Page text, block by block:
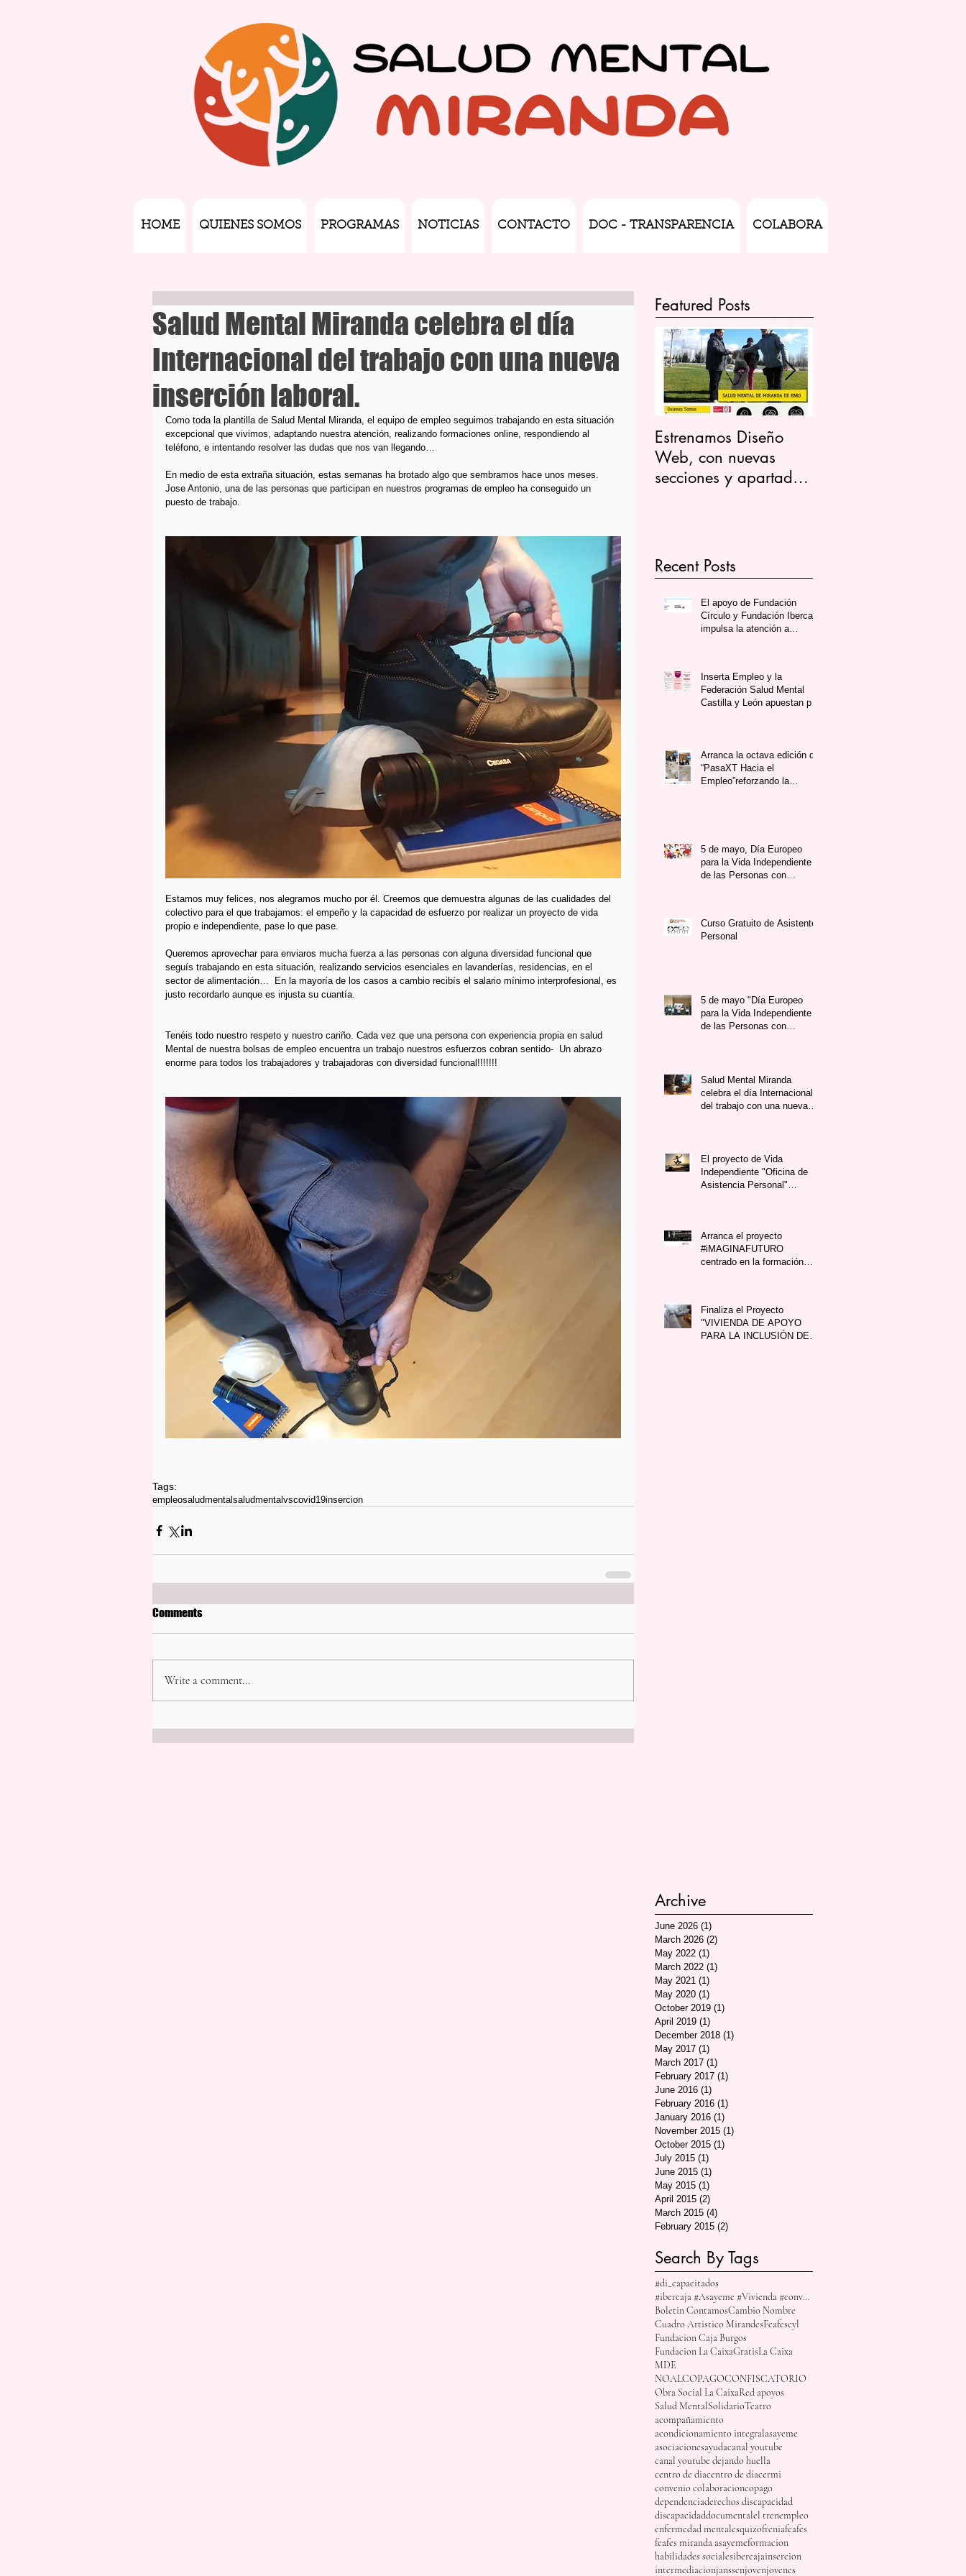
HOME QUIENES SOMOS PROGRAMAS NOTICIAS CONTACTO DOC - TRANSPARENCIA COLABORA
Salud Mental Miranda celebra el día
Internacional del trabajo con una nueva
inserción laboral.
Como toda la plantilla de Salud Mental Miranda, el equipo de empleo seguimos trabajando en esta situación
excepcional que vivimos, adaptando nuestra atención, realizando formaciones online, respondiendo al
teléfono, e intentando resolver las dudas que nos van llegando…
En medio de esta extraña situación, estas semanas ha brotado algo que sembramos hace unos meses.
Jose Antonio, una de las personas que participan en nuestros programas de empleo ha conseguido un
puesto de trabajo.
Estamos muy felices, nos alegramos mucho por él. Creemos que demuestra algunas de las cualidades del
colectivo para el que trabajamos: el empeño y la capacidad de esfuerzo por realizar un proyecto de vida
propio e independiente, pase lo que pase.
Queremos aprovechar para enviaros mucha fuerza a las personas con alguna diversidad funcional que
seguís trabajando en esta situación, realizando servicios esenciales en lavanderías, residencias, en el
sector de alimentación…  En la mayoría de los casos a cambio recibís el salario mínimo interprofesional, es
justo recordarlo aunque es injusta su cuantía.
Tenéis todo nuestro respeto y nuestro cariño. Cada vez que una persona con experiencia propia en salud
Mental de nuestra bolsas de empleo encuentra un trabajo nuestros esfuerzos cobran sentido-  Un abrazo
enorme para todos los trabajadores y trabajadoras con diversidad funcional!!!!!!!
Tags:
empleosaludmentalsaludmentalvscovid19insercion
Comments
Write a comment...
Featured Posts
Estrenamos Diseño
Web, con nuevas
secciones y apartado
Recent Posts
El apoyo de Fundación
Círculo y Fundación Ibercaja
impulsa la atención a
Inserta Empleo y la
Federación Salud Mental
Castilla y León apuestan por
Arranca la octava edición de
“PasaXT Hacia el
Empleo”reforzando la
5 de mayo, Día Europeo
para la Vida Independiente
de las Personas con
Curso Gratuito de Asistente
Personal
5 de mayo "Día Europeo
para la Vida Independiente
de las Personas con
Salud Mental Miranda
celebra el día Internacional
del trabajo con una nueva
El proyecto de Vida
Independiente "Oficina de
Asistencia Personal"
Arranca el proyecto
#iMAGINAFUTURO
centrado en la formación
Finaliza el Proyecto
"VIVIENDA DE APOYO
PARA LA INCLUSIÓN DE
Archive
June 2026 (1)
March 2026 (2)
May 2022 (1)
March 2022 (1)
May 2021 (1)
May 2020 (1)
October 2019 (1)
April 2019 (1)
December 2018 (1)
May 2017 (1)
March 2017 (1)
February 2017 (1)
June 2016 (1)
February 2016 (1)
January 2016 (1)
November 2015 (1)
October 2015 (1)
July 2015 (1)
June 2015 (1)
May 2015 (1)
April 2015 (2)
March 2015 (4)
February 2015 (2)
Search By Tags
#di_capacitados
#ibercaja #Asayeme #Vivienda #convenio #renovacion
Boletin ContamosCambio Nombre
Cuadro Artistico MirandesFeafescyl
Fundacion Caja Burgos
Fundacion La CaixaGratisLa Caixa
MDE
NOALCOPAGOCONFISCATORIO
Obra Social La CaixaRed apoyos
Salud MentalSolidarioTeatro
acompañamiento
acondicionamiento integralasayeme
asociacionesayudacanal youtube
canal youtube dejando huella
centro de diacentro de díacermi
convenio colaboracioncopago
dependenciaderechos discapacidad
discapacidaddocumentalel trenempleo
enfermedad mentalesquizofreniafeafes
feafes miranda asayemeformacion
habilidades socialesibercajainsercion
intermediacionjanssenjovenjovenes